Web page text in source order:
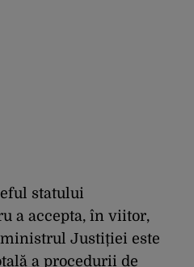
statului
a accepta, în viitor,
Justiției este
a procedurii de